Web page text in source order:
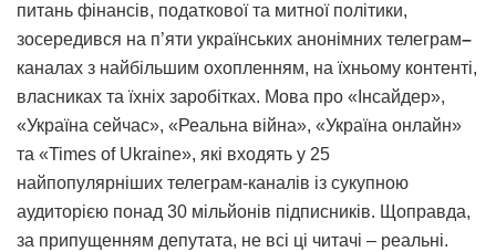
питань фінансів, податкової та митної політики,
зосередився на п’яти українських анонімних телеграм–
каналах з найбільшим охопленням, на їхньому контенті,
власниках та їхніх заробітках. Мова про «Інсайдер»,
«Україна сейчас», «Реальна війна», «Україна онлайн»
та «Times of Ukraine», які входять у 25
найпопулярніших телеграм-каналів із сукупною
аудиторією понад 30 мільйонів підписників. Щоправда,
за припущенням депутата, не всі ці читачі – реальні.